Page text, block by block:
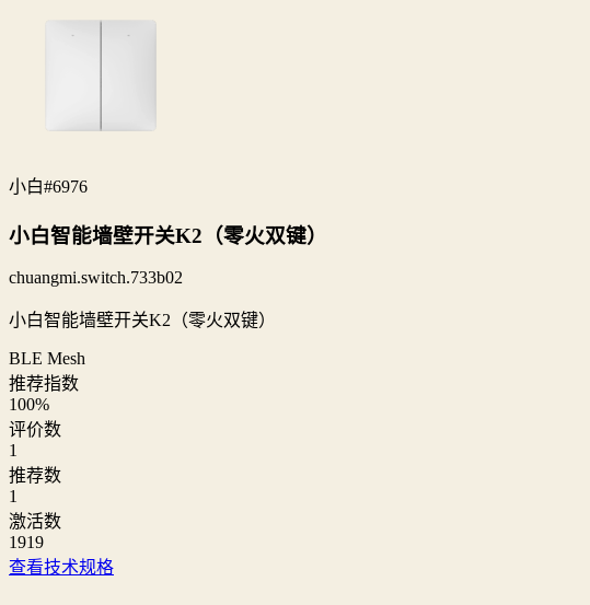
小白#6976
小白智能墙壁开关K2（零火双键）
chuangmi.switch.733b02
小白智能墙壁开关K2（零火双键）
BLE Mesh
推荐指数
100%
评价数
1
推荐数
1
激活数
1919
查看技术规格